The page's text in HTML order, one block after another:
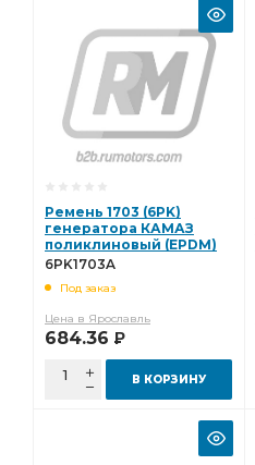
Ремень 1703 (6PK)
генератора КАМАЗ
поликлиновый (EPDM)
6PK1703A
6PK1703A
Под заказ
Цена в Ярославль
684.36 Р
В КОРЗИНУ